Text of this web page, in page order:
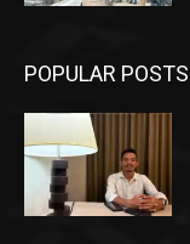
POPULAR POSTS